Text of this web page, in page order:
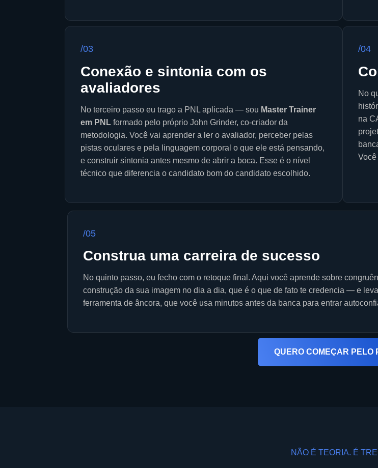
/03
Conexão e sintonia com os
avaliadores
No terceiro passo eu trago a PNL aplicada — sou Master Trainer
em PNL formado pelo próprio John Grinder, co-criador da
metodologia. Você vai aprender a ler o avaliador, perceber pelas
pistas oculares e pela linguagem corporal o que ele está pensando,
e construir sintonia antes mesmo de abrir a boca. Esse é o nível
técnico que diferencia o candidato bom do candidato escolhido.
/04
No
na
Você
/05
Construa uma carreira de sucesso
No quinto passo, eu fecho com o retoque final. Aqui você aprende sobre
construção da sua imagem no dia a dia, que é o que de fato te credencia — e
ferramenta de âncora, que você usa minutos antes da banca para entrar
QUERO COMEÇAR PELO
NÃO É TEORIA. É